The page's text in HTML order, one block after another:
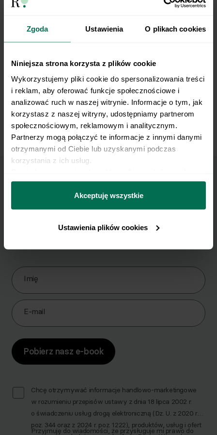
Zgoda Ustawienia O plikach cookies
Niniejsza strona korzysta z plików cookie
Wykorzystujemy pliki cookie do spersonalizowania treści
i reklam, aby oferować funkcje społecznościowe i
analizować ruch w naszej witrynie. Informacje o tym, jak
korzystasz z naszej witryny, udostępniamy partnerom
społecznościowym, reklamowym i analitycznym.
Partnerzy mogą połączyć te informacje z innymi danymi
otrzymanymi od Ciebie lub uzyskanymi podczas
korzystania z ich usług.
można się z nami skontaktować i w jaki sposób
przetwarzamy dane osobowe w ramach
prywatności.
Akceptuję wszystkie
Ustawienia plików cookies
Reverse Nordic Curl
Marzy Ci się osiągnięcie
płaskiego brzucha?
Pobierz zestaw 10 najskuteczniejszych ćwiczeń na
Zapisz się do Newslettera
Imię
E-mail
Pobierz nasz e-book
Chcę otrzymywać informacje handlowo-marketingowe
w rozumieniu przepisów ustawy z dnia 18 lipca 2002 r.
o świadczeniu usług drogą elektroniczną (Dz. U. z 2020 r.
poz. 344 oraz z 2024 r. poz. 1222), produktów, usług i ofert
Przyjmuję do wiadomości, że przysługuje mi prawo do